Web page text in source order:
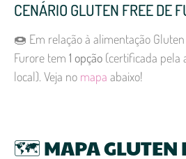
CENÁRIO GLUTEN FREE DE
🍩 Em relação à alimentação
Furore tem 1 opção (certificada pela
local). Veja no mapa abaixo!
🗺️ MAPA GLUTEN